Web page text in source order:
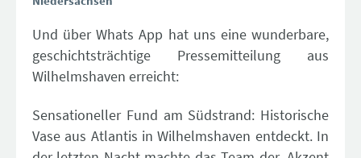
Und über Whats App hat uns eine wunderbare,
geschichtsträchtige Pressemitteilung aus
Wilhelmshaven erreicht:
Sensationeller Fund am Südstrand: Historische
Vase aus Atlantis in Wilhelmshaven entdeckt. In